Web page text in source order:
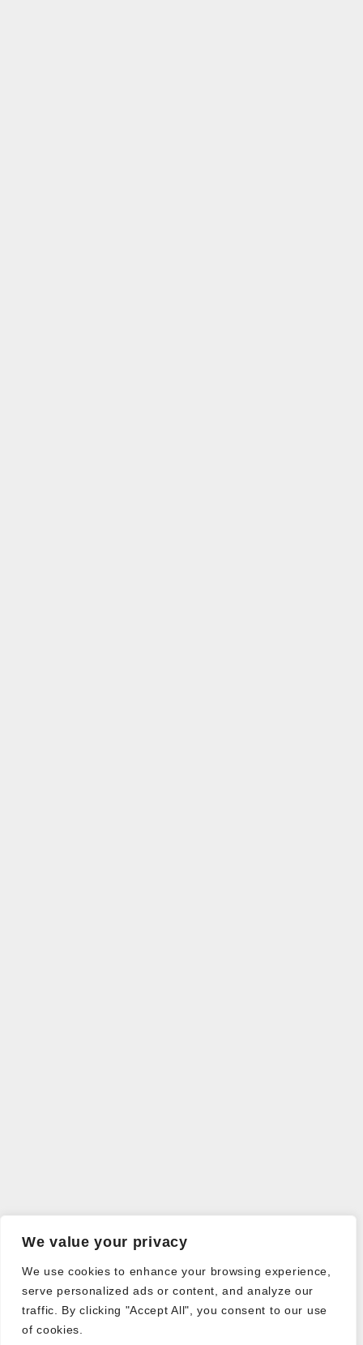
We value your privacy
We use cookies to enhance your browsing experience,
serve personalized ads or content, and analyze our
traffic. By clicking "Accept All", you consent to our use
of cookies.